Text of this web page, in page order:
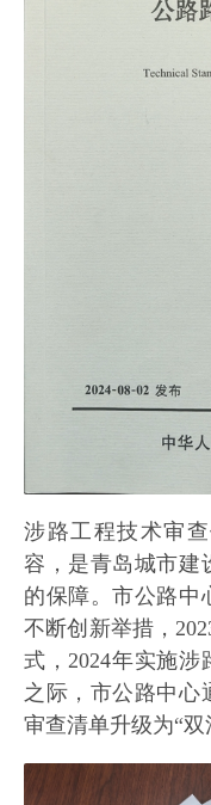
涉路工程技术审
容，是青岛城市建
的保障。市公路中
不断创新举措，
式，2024年实施涉
之际，市公路中心
审查清单升级为“双